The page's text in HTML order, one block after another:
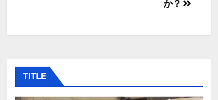
ビ
ー
シ
か？
TITLE